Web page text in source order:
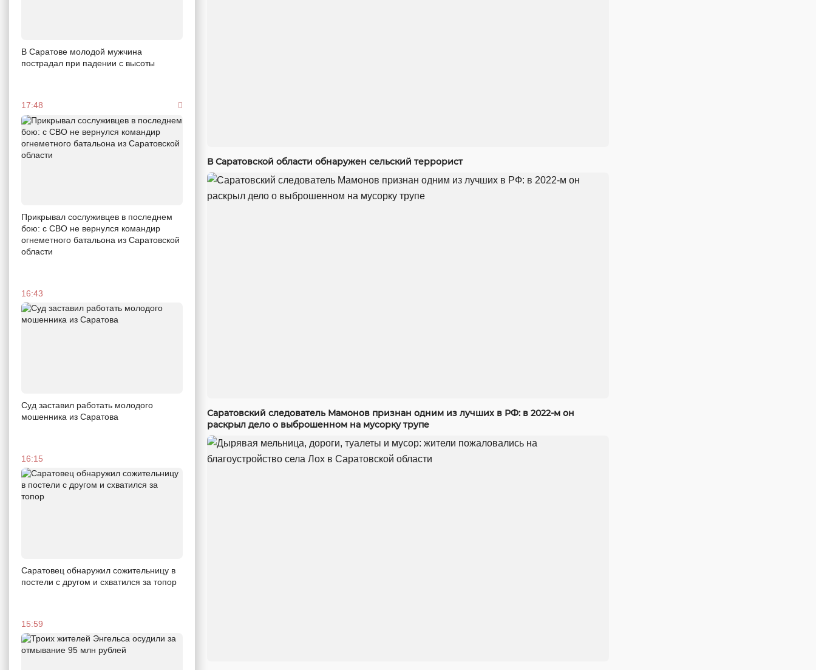
В Саратове молодой мужчина
пострадал при падении с высоты
17:48
Прикрывал сослуживцев в последнем
бою: с СВО не вернулся командир
огнеметного батальона из Саратовской
области
16:43
Суд заставил работать молодого
мошенника из Саратова
16:15
Саратовец обнаружил сожительницу в
постели с другом и схватился за топор
15:59
В Саратовской области обнаружен сельский террорист
Саратовский следователь Мамонов признан одним из лучших в РФ: в 2022-м он
раскрыл дело о выброшенном на мусорку трупе